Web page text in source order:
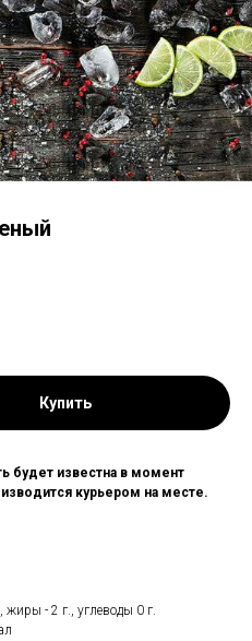
Купить
будет известна в момент
курьером на месте.
жиры - 2 г., углеводы 0 г.